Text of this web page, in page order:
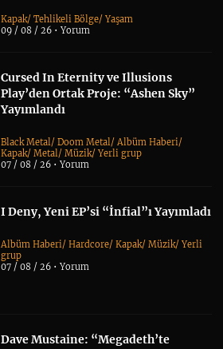
Kapak/Tehlikeli Bölge/Yaşam
09 / 08 / 26 •Yorum
Cursed In Eternity ve Illusions
Play’den Ortak Proje: “Ashen Sky”
Yayımlandı
Black Metal/Doom Metal/Albüm Haberi/
Kapak/Metal/Müzik/Yerli grup
07 / 08 / 26 •Yorum
I Deny, Yeni EP’si “İnfial”ı Yayımladı
Albüm Haberi/Hardcore/Kapak/Müzik/Yerli
grup
07 / 08 / 26 •Yorum
Dave Mustaine: “Megadeth’te